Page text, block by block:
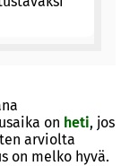
on heti, jos
arviolta
on melko hyvä.